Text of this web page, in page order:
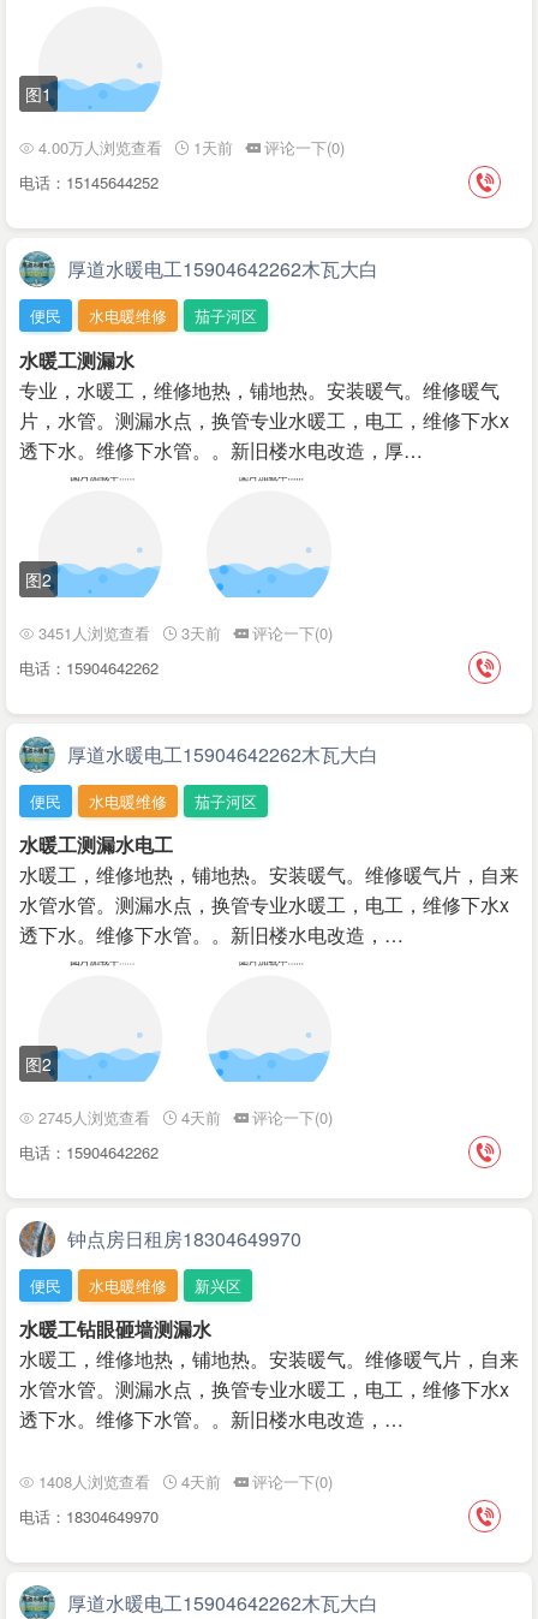
图1
4.00万人浏览查看 1天前
评论一下(0)
电话：15145644252
厚道水暖电工15904642262木瓦大白
便民 水电暖维修 茄子河区
水暖工测漏水
专业，水暖工，维修地热，铺地热。安装暖气。维修暖气
片，水管。测漏水点，换管专业水暖工，电工，维修下水x
透下水。维修下水管。。新旧楼水电改造，厚…
图2
3451人浏览查看 3天前
评论一下(0)
电话：15904642262
厚道水暖电工15904642262木瓦大白
便民 水电暖维修 茄子河区
水暖工测漏水电工
水暖工，维修地热，铺地热。安装暖气。维修暖气片，自来
水管水管。测漏水点，换管专业水暖工，电工，维修下水x
透下水。维修下水管。。新旧楼水电改造，…
图2
2745人浏览查看 4天前
评论一下(0)
电话：15904642262
钟点房日租房18304649970
便民 水电暖维修 新兴区
水暖工钻眼砸墙测漏水
水暖工，维修地热，铺地热。安装暖气。维修暖气片，自来
水管水管。测漏水点，换管专业水暖工，电工，维修下水x
透下水。维修下水管。。新旧楼水电改造，…
1408人浏览查看 4天前
评论一下(0)
电话：18304649970
厚道水暖电工15904642262木瓦大白